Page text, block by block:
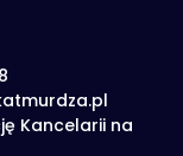
Kancelarii na